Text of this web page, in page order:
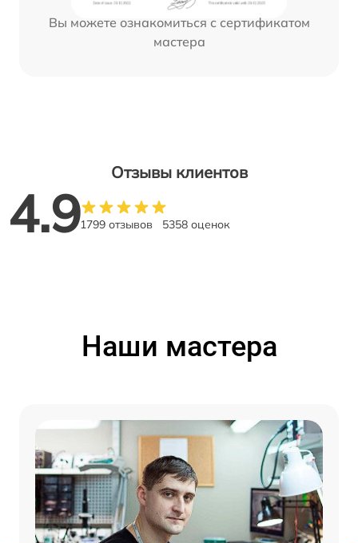
Вы можете ознакомиться с сертификатом
мастера
Отзывы клиентов
4.91799 отзывов 5358 оценок
Наши мастера